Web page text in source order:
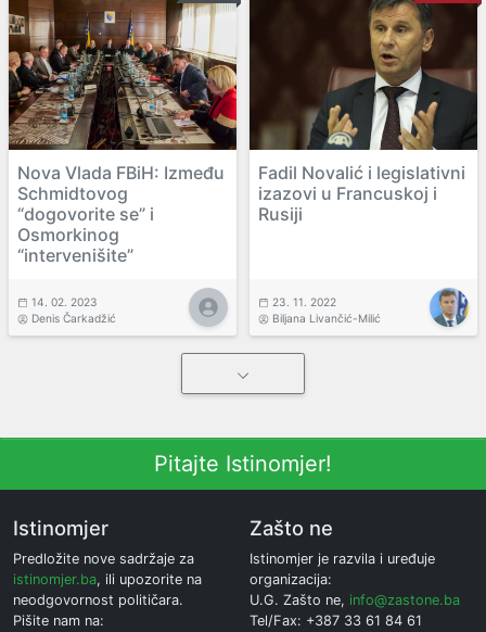
Nova Vlada FBiH: Između
Schmidtovog
“dogovorite se” i
Osmorkinog
“intervenišite”
14. 02. 2023
Denis Čarkadžić
Fadil Novalić i legislativni
izazovi u Francuskoj i
Rusiji
23. 11. 2022
Biljana Livančić-Milić
Pitajte Istinomjer!
Istinomjer
Predložite nove sadržaje za
istinomjer.ba, ili upozorite na
neodgovornost političara.
Pišite nam na:
Zašto ne
Istinomjer je razvila i uređuje
organizacija:
U.G. Zašto ne, info@zastone.ba
Tel/Fax: +387 33 61 84 61